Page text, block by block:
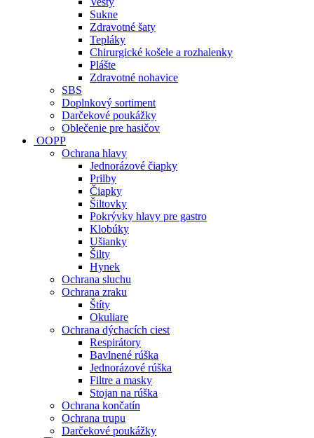
Sukne
Zdravotné šaty
Tepláky
Chirurgické košele a rozhalenky
Plášte
Zdravotné nohavice
SBS
Doplnkový sortiment
Darčekové poukážky
Oblečenie pre hasičov
OOPP
Ochrana hlavy
Jednorázové čiapky
Prilby
Čiapky
Šiltovky
Pokrývky hlavy pre gastro
Klobúky
Ušianky
Šilty
Hynek
Ochrana sluchu
Ochrana zraku
Štíty
Okuliare
Ochrana dýchacích ciest
Respirátory
Bavlnené rúška
Jednorázové rúška
Filtre a masky
Stojan na rúška
Ochrana končatín
Ochrana trupu
Darčekové poukážky